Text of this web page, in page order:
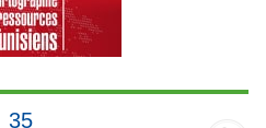
35